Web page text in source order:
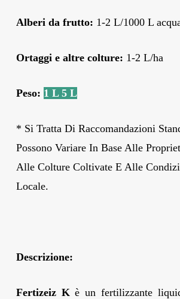
Alberi da frutto: 1-2 L/1000 L
Ortaggi e altre colture: 1-2 L/ha
Peso: 1 L 5 L
* Si Tratta Di Raccomandazioni
Possono Variare In Base Alle
Alle Colture Coltivate E Alle
Locale.
Descrizione:
Fertizeiz K è un fertilizzante